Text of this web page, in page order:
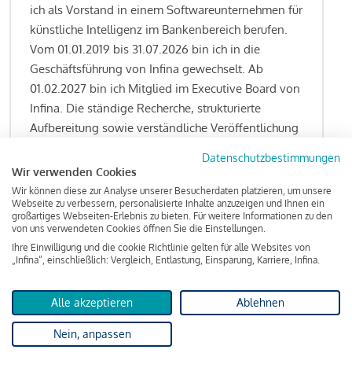
ich als Vorstand in einem Softwareunternehmen für
künstliche Intelligenz im Bankenbereich berufen.
Vom 01.01.2019 bis 31.07.2026 bin ich in die
Geschäftsführung von Infina gewechselt. Ab
01.02.2027 bin ich Mitglied im Executive Board von
Infina. Die ständige Recherche, strukturierte
Aufbereitung sowie verständliche Veröffentlichung
Kreditgeschäft gehören zu den wesentlichen
Schwerpunktsetzungen meiner Funktion.
Lesen Sie meine Finanzierungs-Tipps
KreditindexDas Wohnkredit Barometer
Datenschutzbestimmungen
Wir verwenden Cookies
Wir können diese zur Analyse unserer Besucherdaten platzieren, um unsere
Webseite zu verbessern, personalisierte Inhalte anzuzeigen und Ihnen ein
großartiges Webseiten-Erlebnis zu bieten. Für weitere Informationen zu den
von uns verwendeten Cookies öffnen Sie die Einstellungen.
Ihre Einwilligung und die cookie Richtlinie gelten für alle Websites von
„Infina“, einschließlich: Vergleich, Entlastung, Einsparung, Karriere, Infina.
Alle akzeptieren Ablehnen
Nein, anpassen